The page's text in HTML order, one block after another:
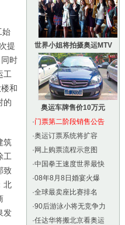
始
提
时
工
和
的
筑
工
致
北
发
世界小姐将拍摄奥运MTV
奥运车牌售价10万元
·门票第二阶段销售公告
·奥运订票系统将扩容
· 网上购票流程示意图
·中国拳王速度世界最快
·08年8月8日婚宴火爆
·全球最卖座比赛排名
·90后游泳小将无竞争力
·任达华将搬北京看奥运